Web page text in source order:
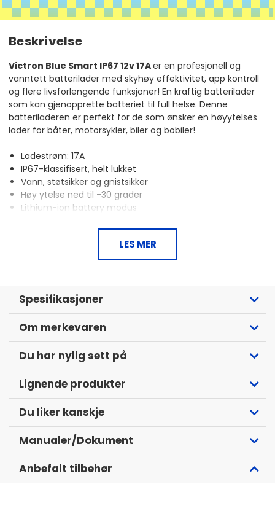
Beskrivelse
Victron Blue Smart IP67 12v 17Aer en profesjonell og
vanntett batterilader med skyhøy effektivitet, app kontroll
og flere livsforlengende funksjoner! En kraftig batterilader
som kan gjenopprette batteriet til full helse. Denne
batteriladeren er perfekt for de som ønsker en høyytelses
lader for båter, motorsykler, biler og bobiler!
Ladestrøm: 17A
IP67-klassifisert, helt lukket
Vann, støtsikker og gnistsikker
Høy ytelse ned til -30 grader
Lithium-ion battery modus
Gjenoppliver tomme batterier
App Kontroll via Victron Connect
Kan brukes som strømforsyning
LES MER
Spesifikasjoner
Om merkevaren
Du har nylig sett på
Lignende produkter
Du liker kanskje
Manualer/Dokument
Anbefalt tilbehør